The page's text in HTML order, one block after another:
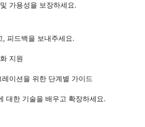
가용성을 보장하세요.
, 피드백을 보내주세요.
지원
이션을 위한 단계별 가이드
대한 기술을 배우고 확장하세요.